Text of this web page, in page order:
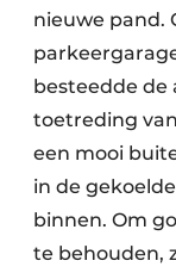
nieuwe pand.
besteedde de
toetreding
een mooi
in de
binnen. Om
te behouden,